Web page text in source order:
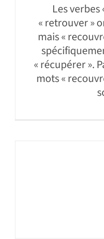
Les
« retrouver »
mais «
« récupérer ».
mots «